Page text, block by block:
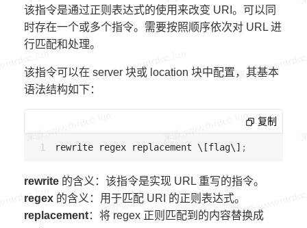
该指令是通过正则表达式的使用来改变 URI。可以同
时存在一个或多个指令。需要按照顺序依次对 URL 进
行匹配和处理。
该指令可以在 server 块或 location 块中配置，其基本
语法结构如下：
复制
rewrite regex replacement \[flag\] ;
rewrite 的含义：该指令是实现 URL 重写的指令。
regex 的含义：用于匹配 URI 的正则表达式。
replacement：将 regex 正则匹配到的内容替换成